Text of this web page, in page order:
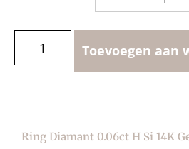
Toevoegen aan
Ring Diamant 0.06ct H Si 14K